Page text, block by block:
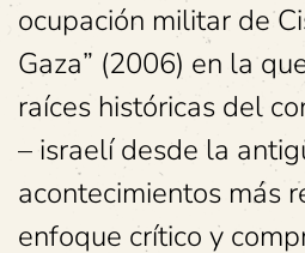
ocupación militar de
Gaza” (2006) en la
raíces históricas del
– israelí desde la
acontecimientos más
enfoque crítico y